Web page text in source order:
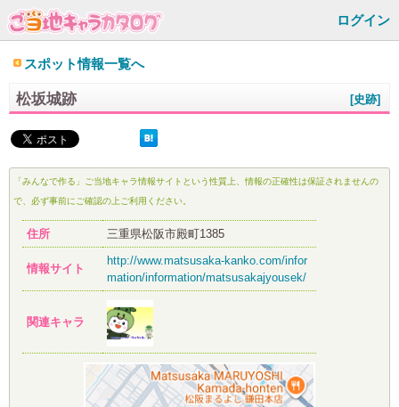
ログイン
スポット情報一覧へ
松坂城跡 [史跡]
「みんなで作る」ご当地キャラ情報サイトという性質上、情報の正確性は保証されませんの
で、必ず事前にご確認の上ご利用ください。
住所 三重県松阪市殿町1385
情報サイト
http://www.matsusaka-kanko.com/infor
mation/information/matsusakajyousek/
関連キャラ